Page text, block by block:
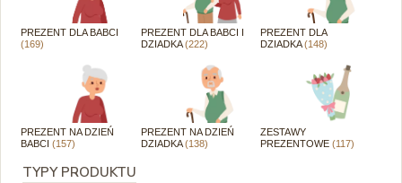
PREZENT DLA BABCI
(169)
PREZENT DLA BABCI I
DZIADKA(222)
PREZENT DLA
DZIADKA(148)
PREZENT NA DZIEŃ
BABCI (157)
PREZENT NA DZIEŃ
DZIADKA(138)
ZESTAWY
PREZENTOWE(117)
TYPY PRODUKTU